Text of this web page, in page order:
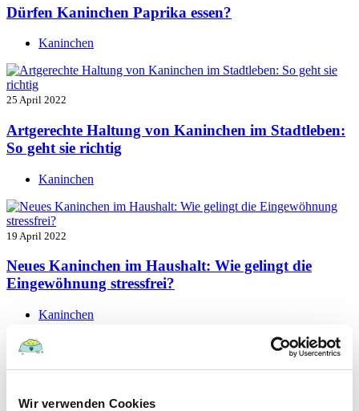
Wir verwenden Cookies
Dürfen Kaninchen Paprika essen?
Kaninchen
25 April 2022
Artgerechte Haltung von Kaninchen im Stadtleben:
So geht sie richtig
Kaninchen
19 April 2022
Neues Kaninchen im Haushalt: Wie gelingt die
Eingewöhnung stressfrei?
Kaninchen
19 September 2021